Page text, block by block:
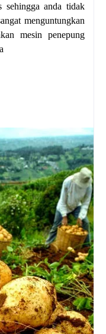
sehingga anda tidak
menguntungkan
mesin penepung
anda bisa